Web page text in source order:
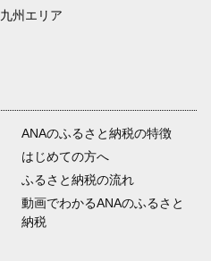
九州エリア
ANAのふるさと納税の特徴
はじめての方へ
ふるさと納税の流れ
動画でわかるANAのふるさと
納税